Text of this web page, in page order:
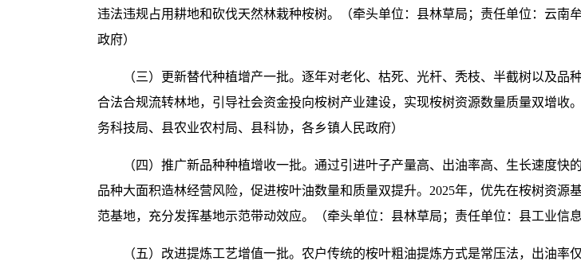
违法违规占用耕地和砍伐天然林栽种桉树。（牵头单位：县林草局；责任单位：云
政府）
（三）更新替代种植增产一批。逐年对老化、枯死、光杆、秃枝、半截树以及
合法合规流转林地，引导社会资金投向桉树产业建设，实现桉树资源数量质量双增
务科技局、县农业农村局、县科协，各乡镇人民政府）
（四）推广新品种种植增收一批。通过引进叶子产量高、出油率高、生长速度
品种大面积造林经营风险，促进桉叶油数量和质量双提升。2025年，优先在桉树资
范基地，充分发挥基地示范带动效应。（牵头单位：县林草局；责任单位：县工业信
（五）改进提炼工艺增值一批。农户传统的桉叶粗油提炼方式是常压法，出油